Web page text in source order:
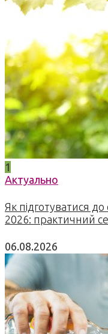
1
Актуально
Як підготуватися
2026: практичний
06.08.2026